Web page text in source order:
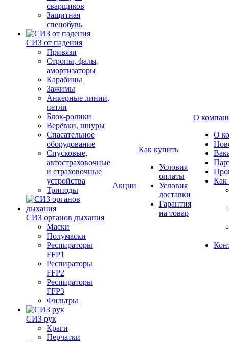
сварщиков
Защитная
спецобувь
СИЗ от падения
Привязи
Стропы, фалы,
амортизаторы
Карабины
Зажимы
Анкерные линии,
петли
Блок-ролики
Верёвки, шнуры
Спасательное
оборудование
Спусковые,
автостраховочные
и страховочные
устройства
Триподы
СИЗ органов дыхания
Маски
Полумаски
Респираторы
FFP1
Респираторы
FFP2
Респираторы
FFP3
Фильтры
СИЗ рук
Краги
Перчатки
Акции
Как купить
Условия
оплаты
Условия
доставки
Гарантия
на товар
О
О
Как